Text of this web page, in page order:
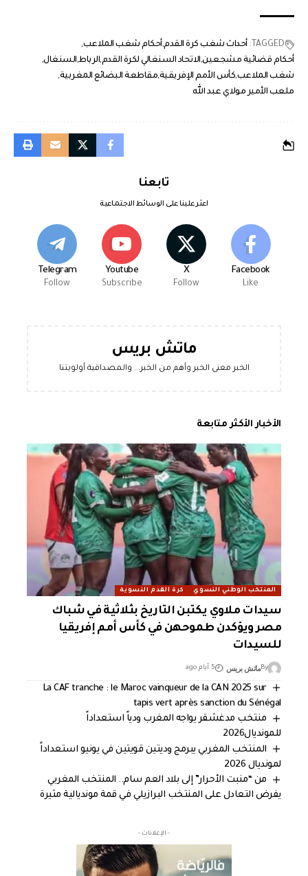
TAGGED: أحداث شغب كرة القدم أحكام شغب الملاعب
أحكام قضائية مشجعين الاتحاد السنغالي لكرة القدمالرباط السنغال
شغب الملاعبكأس الأمم الإفريقيةمقاطعة البضائع المغربية
ملعب الأمير مولاي عبد الله
تابعنا
اعثر علينا على الوسائط الاجتماعية
Facebook
Like
X
Follow
Youtube
Subscribe
Telegram
Follow
ماتش بريس
الخبر معنى الخبر وأهم من الخبر... والمصداقية أولويتنا
الأخبار الأكثر متابعة
المنتخب الوطني النسوي كرة القدم النسوية
سيدات ملاوي يكتبن التاريخ بثلاثية في شباك
مصر ويؤكدن طموحهن في كأس أمم إفريقيا
للسيدات
Byماتش بريس 5 أيام ago
La CAF tranche : le Maroc vainqueur de la CAN 2025 sur
tapis vert après sanction du Sénégal
منتخب مدغشقر يواجه المغرب ودياً استعداداً
للمونديال2026
المنتخب المغربي يبرمج وديتين قويتين في يونيو استعداداً
لمونديال 2026
من “منبت الأحرار” إلى بلاد العم سام.. المنتخب المغربي
يفرض التعادل على المنتخب البرازيلي في قمة مونديالية مثيرة
- الإعلانات -